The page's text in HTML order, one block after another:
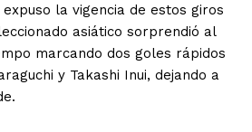
expuso la vigencia de estos giros
asiático sorprendió al
marcando dos goles rápidos
y Takashi Inui, dejando a